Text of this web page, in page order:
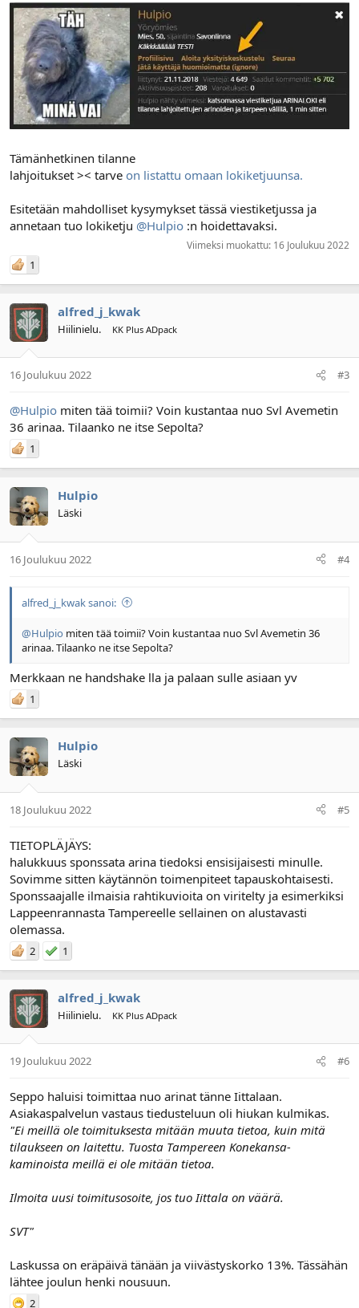
Tämänhetkinen tilanne
lahjoitukset >< tarve on listattu omaan lokiketjuunsa.
Esitetään mahdolliset kysymykset tässä viestiketjussa ja
annetaan tuo lokiketju @Hulpio :n hoidettavaksi.
Viimeksi muokattu: 16 Joulukuu 2022
1
alfred_j_kwak
Hiilinielu. KK Plus ADpack
16 Joulukuu 2022 #3
@Hulpio miten tää toimii? Voin kustantaa nuo Svl Avemetin
36 arinaa. Tilaanko ne itse Sepolta?
1
Hulpio
Läski
16 Joulukuu 2022 #4
alfred_j_kwak sanoi:
@Hulpio miten tää toimii? Voin kustantaa nuo Svl Avemetin 36
arinaa. Tilaanko ne itse Sepolta?
Merkkaan ne handshake lla ja palaan sulle asiaan yv
1
Hulpio
Läski
18 Joulukuu 2022 #5
TIETOPLÄJÄYS:
halukkuus sponssata arina tiedoksi ensisijaisesti minulle.
Sovimme sitten käytännön toimenpiteet tapauskohtaisesti.
Sponssaajalle ilmaisia rahtikuvioita on viritelty ja esimerkiksi
Lappeenrannasta Tampereelle sellainen on alustavasti
olemassa.
2 1
alfred_j_kwak
Hiilinielu. KK Plus ADpack
19 Joulukuu 2022 #6
Seppo haluisi toimittaa nuo arinat tänne Iittalaan.
Asiakaspalvelun vastaus tiedusteluun oli hiukan kulmikas.
"Ei meillä ole toimituksesta mitään muuta tietoa, kuin mitä
tilaukseen on laitettu. Tuosta Tampereen Konekansa-
kaminoista meillä ei ole mitään tietoa.
Ilmoita uusi toimitusosoite, jos tuo Iittala on väärä.
SVT"
Laskussa on eräpäivä tänään ja viivästyskorko 13%. Tässähän
lähtee joulun henki nousuun.
2